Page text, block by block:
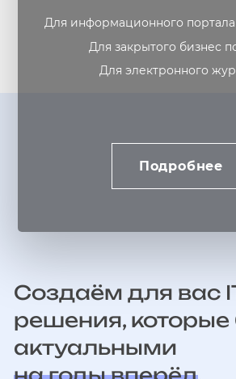
Для информационного
Для закрытого бизнес
Для электронного
Подробнее
Создаём для вас
решения, которые
актуальными